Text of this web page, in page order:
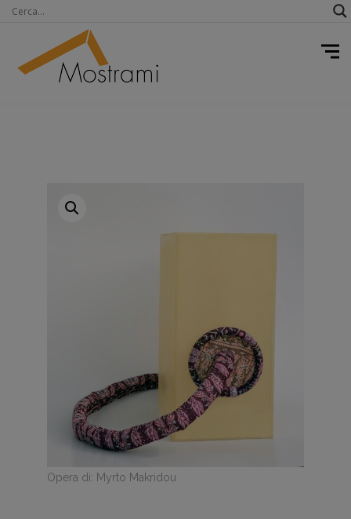
Opera di: Myrto Makridou